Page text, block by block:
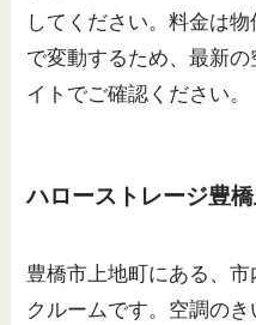
してください。料金は
で変動するため、最新
イトでご確認ください。
ハローストレージ豊
豊橋市上地町にある、
クルームです。空調の